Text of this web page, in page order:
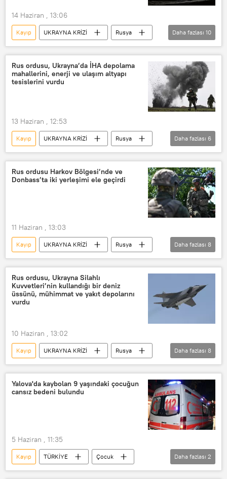
14 Haziran , 13:06
Kayıp UKRAYNA KRİZİ
Rusya
Rusya Savunma Bakanlığı
Ukrayna
Kramatorsk
Rus Silahlı Kuvvetleri
özel askeri harekat
Daha fazlası 10
Rus ordusu, Ukrayna’da İHA depolama
mahallerini, enerji ve ulaşım altyapı
tesislerini vurdu
13 Haziran , 12:53
Kayıp UKRAYNA KRİZİ
Rusya
Rusya Savunma Bakanlığı
Ukrayna
Donbass
Rus ordusu
Ukrayna Silahlı Kuvvetleri
Daha fazlası 6
Rus ordusu Harkov Bölgesi’nde ve
Donbass’ta iki yerleşimi ele geçirdi
11 Haziran , 13:03
Kayıp UKRAYNA KRİZİ
Rusya
Rusya Savunma Bakanlığı
Harkov
Donbass
Ukrayna
Donetsk Halk Cumhuriyeti (DHC)
Rus ordusu
Daha fazlası 8
Rus ordusu, Ukrayna Silahlı
Kuvvetleri’nin kullandığı bir deniz
üssünü, mühimmat ve yakıt depolarını
vurdu
10 Haziran , 13:02
Kayıp UKRAYNA KRİZİ
Rusya
Rusya Savunma Bakanlığı
Rus ordusu
Ukrayna
Donbass
Ukrayna Silahlı Kuvvetleri
Daha fazlası 8
Yalova'da kaybolan 9 yaşındaki çocuğun
cansız bedeni bulundu
5 Haziran , 11:35
Kayıp TÜRKİYE
Çocuk
Kayıp çocuklar
hayatını kaybetti
Daha fazlası 2